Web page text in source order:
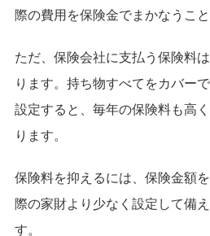
際の費用を保険金でまかなうこと
ただ、保険会社に支払う保険料
ります。持ち物すべてをカバー
設定すると、毎年の保険料も高
ります。
保険料を抑えるには、保険金額
際の家財より少なく設定して備
す。